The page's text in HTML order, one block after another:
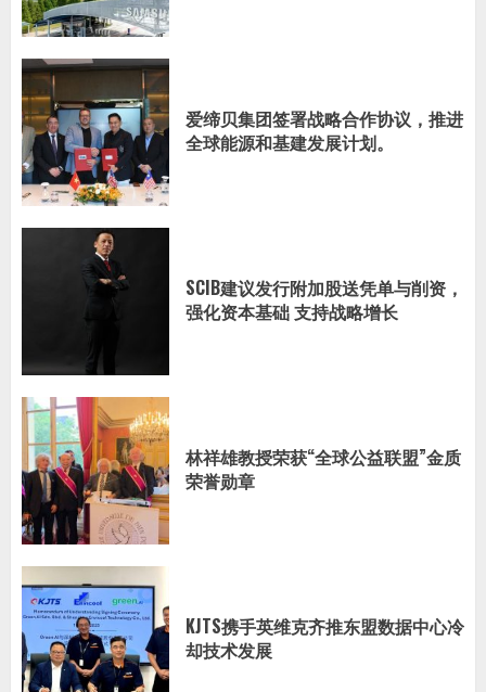
爱缔贝集团签署战略合作协议，推进
全球能源和基建发展计划。
SCIB建议发行附加股送凭单与削资，
强化资本基础 支持战略增长
林祥雄教授荣获“全球公益联盟”金质
荣誉勋章
KJTS携手英维克齐推东盟数据中心冷
却技术发展